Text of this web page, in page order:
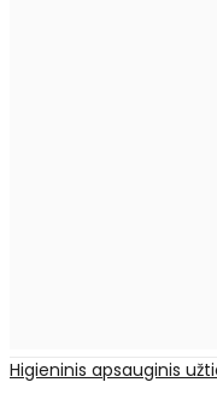
Higieninis apsauginis